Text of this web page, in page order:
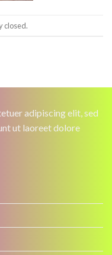
closed.
adipiscing elit, sed
ut laoreet dolore